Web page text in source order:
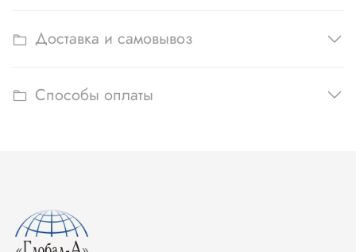
Доставка и самовывоз
Способы оплаты